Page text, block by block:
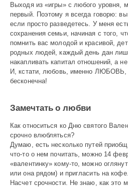
Выходя из «игры» с любого уровня,
первый. Поэтому я всегда говорю:
если просто разведетесь. У меня
сохранения семьи, начиная с того,
помнить вас молодой и красивой,
родных людей, каждый день дан
накапливать капитал отношений, а
И, кстати, любовь, именно ЛЮБОВЬ,
бесконечна!
Замечтать о любви
Как относиться ко Дню святого
срочно влюбляться?
Думаю, есть несколько путей
что-то о нем почитать, можно 14
«валентинку» кому-то, можно
или она рядом) и пригласить на кофе.
Насчет срочности. Не знаю, как это